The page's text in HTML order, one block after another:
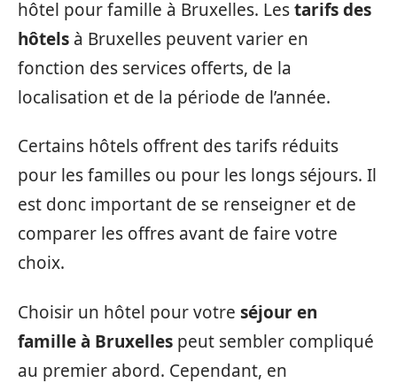
hôtel pour famille à Bruxelles. Lestarifs des
hôtels à Bruxelles peuvent varier en
fonction des services offerts, de la
localisation et de la période de l’année.
Certains hôtels offrent des tarifs réduits
pour les familles ou pour les longs séjours. Il
est donc important de se renseigner et de
comparer les offres avant de faire votre
choix.
Choisir un hôtel pour votre séjour en
famille à Bruxelles peut sembler compliqué
au premier abord. Cependant, en